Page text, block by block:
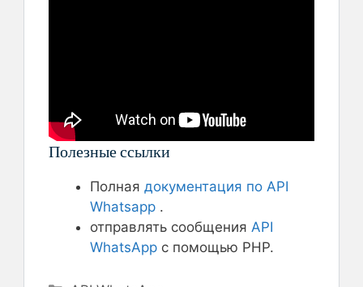
Полезные ссылки
Полная документация по API
Whatsapp .
отправлять сообщения API
WhatsApp с помощью PHP.